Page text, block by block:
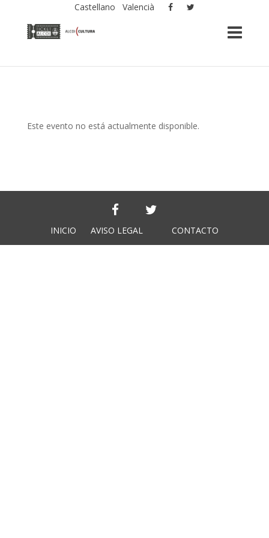
Castellano Valencià
Este evento no está actualmente disponible.
INICIO AVISO LEGAL CONTACTO